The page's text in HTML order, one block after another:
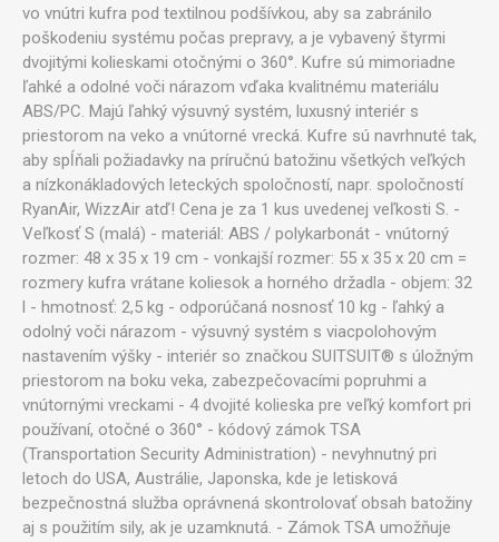
vo vnútri kufra pod textilnou podšívkou, aby sa zabránilo
poškodeniu systému počas prepravy, a je vybavený štyrmi
dvojitými kolieskami otočnými o 360°. Kufre sú mimoriadne
ľahké a odolné voči nárazom vďaka kvalitnému materiálu
ABS/PC. Majú ľahký výsuvný systém, luxusný interiér s
priestorom na veko a vnútorné vrecká. Kufre sú navrhnuté tak,
aby spĺňali požiadavky na príručnú batožinu všetkých veľkých
a nízkonákladových leteckých spoločností, napr. spoločností
RyanAir, WizzAir atď! Cena je za 1 kus uvedenej veľkosti S. -
Veľkosť S (malá) - materiál: ABS / polykarbonát - vnútorný
rozmer: 48 x 35 x 19 cm - vonkajší rozmer: 55 x 35 x 20 cm =
rozmery kufra vrátane koliesok a horného držadla - objem: 32
l - hmotnosť: 2,5 kg - odporúčaná nosnosť 10 kg - ľahký a
odolný voči nárazom - výsuvný systém s viacpolohovým
nastavením výšky - interiér so značkou SUITSUIT® s úložným
priestorom na boku veka, zabezpečovacími popruhmi a
vnútornými vreckami - 4 dvojité kolieska pre veľký komfort pri
používaní, otočné o 360° - kódový zámok TSA
(Transportation Security Administration) - nevyhnutný pri
letoch do USA, Austrálie, Japonska, kde je letisková
bezpečnostná služba oprávnená skontrolovať obsah batožiny
aj s použitím sily, ak je uzamknutá. - Zámok TSA umožňuje